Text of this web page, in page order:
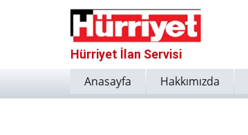
Hürriyet İlan Servisi
Anasayfa Hakkımızda